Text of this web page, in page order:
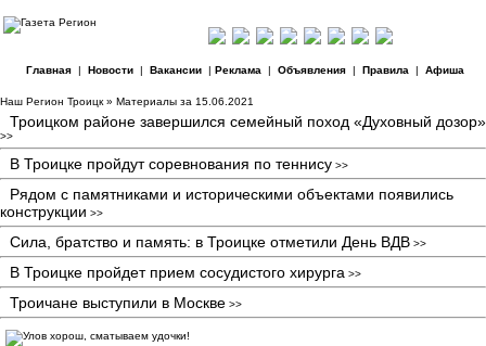
Главная| Новости| Вакансии| Реклама | Объявления| Правила | Афиша
Наш Регион Троицк » Материалы за 15.06.2021
Троицком районе завершился семейный поход «Духовный дозор»
>>
В Троицке пройдут соревнования по теннису >>
Рядом с памятниками и историческими объектами появились
конструкции >>
Сила, братство и память: в Троицке отметили День ВДВ >>
В Троицке пройдет прием сосудистого хирурга >>
Троичане выступили в Москве >>